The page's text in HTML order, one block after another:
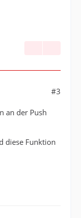
#3
an der Push
diese Funktion